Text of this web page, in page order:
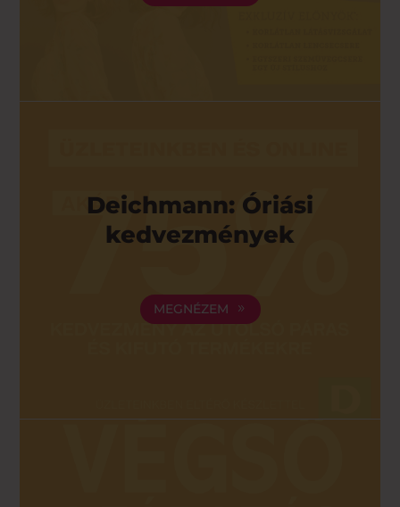
Deichmann: Óriási
kedvezmények
MEGNÉZEM